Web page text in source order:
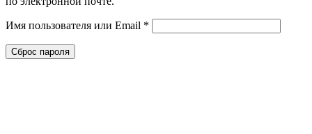
Имя пользователя или Email *
Сброс пароля